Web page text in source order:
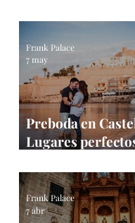
Preboda en
Lugares
Frank Palace
Frank Palace
7 may
Frank Palace
7 abr